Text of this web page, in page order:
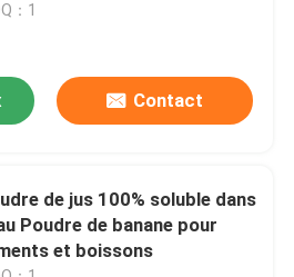
：1
Contact
de jus 100% soluble dans
Poudre de banane pour
et boissons